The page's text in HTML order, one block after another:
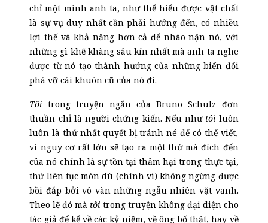
chỉ một mình anh ta, như thể hiểu được vật chất
là sự vụ duy nhất cần phải hướng đến, có nhiều
lợi thế và khả năng hơn cả để nhào nặn nó, với
những gì khẽ khàng sâu kín nhất mà anh ta nghe
được từ nó tạo thành hướng của những biến đổi
phá vỡ cái khuôn cũ của nó đi.
Tôi trong truyện ngắn của Bruno Schulz đơn
thuần chỉ là người chứng kiến. Nếu như tôi luôn
luôn là thứ nhất quyết bị tránh né để có thể viết,
vì nguy cơ rất lớn sẽ tạo ra một thứ mà đích đến
của nó chính là sự tồn tại thảm hại trong thực tại,
thứ liên tục mòn dù (chính vì) không ngừng được
bồi đắp bởi vô vàn những ngẫu nhiên vặt vãnh.
Theo lẽ đó mà tôi trong truyện không đại diện cho
tác giả để kể về các kỷ niệm, về ông bố thật, hay về